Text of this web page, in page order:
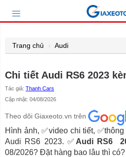
Trang chủ Audi
Chi tiết Audi RS6 2023
Tác giả: Thanh Cars
Cập nhật: 04/08/2026
Theo dõi Giaxeoto.vn trên
Hình ảnh, ✅video chi tiết,
Audi RS6 2023. ✅ Audi RS6
08/2026? Đặt hàng bao lâu thì có?